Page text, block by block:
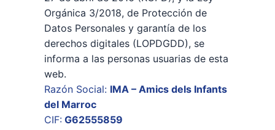
Orgánica 3/2018, de Protección de
Datos Personales y garantía de los
derechos digitales (LOPDGDD), se
informa a las personas usuarias de esta
web.
Razón Social: IMA – Amics dels Infants
del Marroc
CIF: G62555859